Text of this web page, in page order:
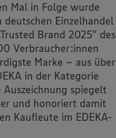
Mal in Folge wurde
Einzelhandel
Brand 2025” des
Verbraucher:innen
Marke – aus über
in der Kategorie
spiegelt
und honoriert damit
Kaufleute im EDEKA-